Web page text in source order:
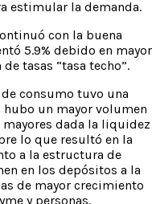
estimular la demanda.
con la buena
5.9% debido en mayor
tasas “tasa techo”.
consumo tuvo una
un mayor volumen
dada la liquidez
lo que resultó en la
a la estructura de
en los depósitos a la
de mayor crecimiento
y personas.